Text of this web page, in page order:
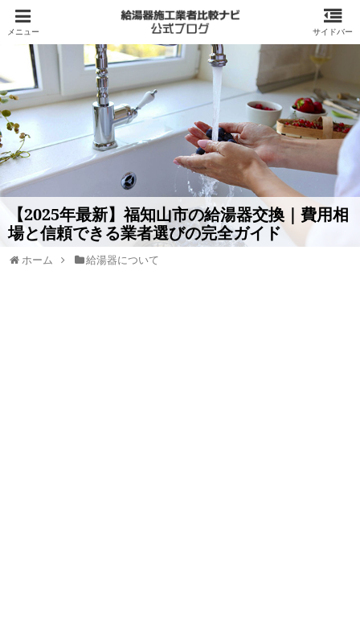
【2025年最新】福知山市の給湯器交換｜費用相
場と信頼できる業者選びの完全ガイド
ホーム 給湯器について